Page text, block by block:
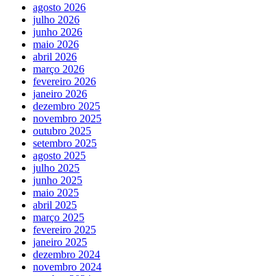
agosto 2026
julho 2026
junho 2026
maio 2026
abril 2026
março 2026
fevereiro 2026
janeiro 2026
dezembro 2025
novembro 2025
outubro 2025
setembro 2025
agosto 2025
julho 2025
junho 2025
maio 2025
abril 2025
março 2025
fevereiro 2025
janeiro 2025
dezembro 2024
novembro 2024